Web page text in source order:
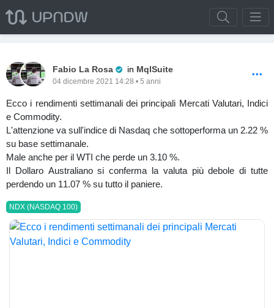
Fabio La Rosa Pro Trader
in MqlSuite
04 dicembre 2021 14:28 • 5 anni
Ecco i rendimenti settimanali dei principali Mercati Valutari, Indici
e Commodity.
L'attenzione va sull'indice di Nasdaq che sottoperforma un 2.22 %
su base settimanale.
Male anche per il WTI che perde un 3.10 %.
Il Dollaro Australiano si conferma la valuta più debole di tutte
perdendo un 11.07 % su tutto il paniere.
NDX (NASDAQ 100)